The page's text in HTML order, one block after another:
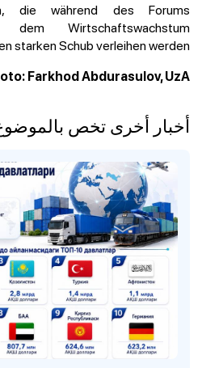
die während des Forums
dem Wirtschaftswachstum
starken Schub verleihen werden.
Farkhod Abdurasulov, UzA
أخبار أخرى تخص